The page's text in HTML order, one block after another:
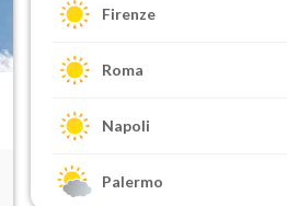
Firenze
Roma
Napoli
Palermo